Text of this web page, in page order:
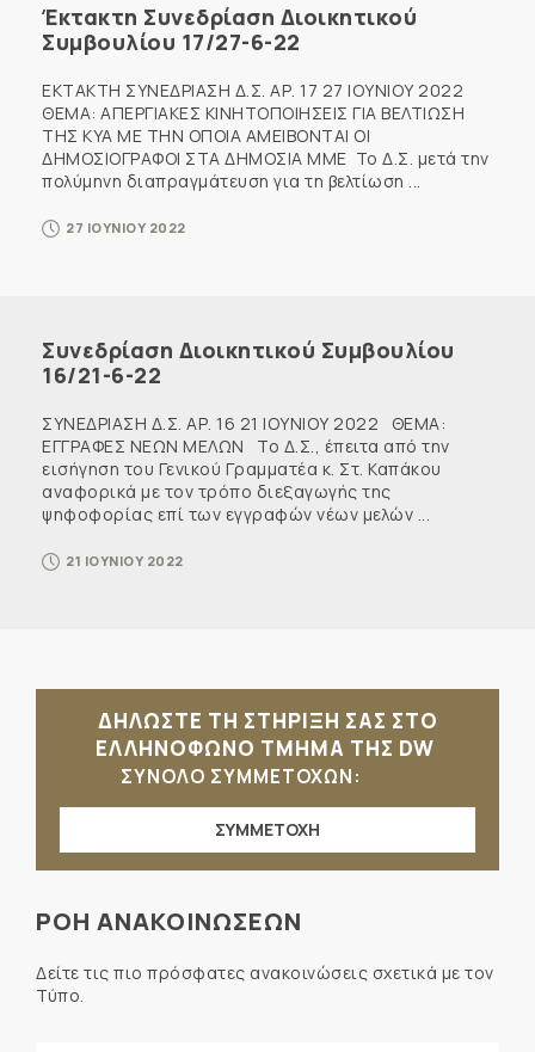
Έκτακτη Συνεδρίαση Διοικητικού
Συμβουλίου 17/27-6-22
ΕΚΤΑΚΤΗ ΣΥΝΕΔΡΙΑΣΗ Δ.Σ. ΑΡ. 17 27 ΙΟΥΝΙΟΥ 2022
ΘΕΜΑ: ΑΠΕΡΓΙΑΚΕΣ ΚΙΝΗΤΟΠΟΙΗΣΕΙΣ ΓΙΑ ΒΕΛΤΙΩΣΗ
ΤΗΣ ΚΥΑ ΜΕ ΤΗΝ ΟΠΟΙΑ ΑΜΕΙΒΟΝΤΑΙ ΟΙ
ΔΗΜΟΣΙΟΓΡΑΦΟΙ ΣΤΑ ΔΗΜΟΣΙΑ ΜΜΕ Το Δ.Σ. μετά την
πολύμηνη διαπραγμάτευση για τη βελτίωση ...
27 ΙΟΥΝΙΟΥ 2022
Συνεδρίαση Διοικητικού Συμβουλίου
16/21-6-22
ΣΥΝΕΔΡΙΑΣΗ Δ.Σ. ΑΡ. 16 21 ΙΟΥΝΙΟΥ 2022 ΘΕΜΑ:
ΕΓΓΡΑΦΕΣ ΝΕΩΝ ΜΕΛΩΝ Το Δ.Σ., έπειτα από την
εισήγηση του Γενικού Γραμματέα κ. Στ. Καπάκου
αναφορικά με τον τρόπο διεξαγωγής της
ψηφοφορίας επί των εγγραφών νέων μελών ...
21 ΙΟΥΝΙΟΥ 2022
ΔΗΛΩΣΤΕ ΤΗ ΣΤΗΡΙΞΗ ΣΑΣ ΣΤΟ
ΕΛΛΗΝΟΦΩΝΟ ΤΜΗΜΑ ΤΗΣ DW
ΣΥΝΟΛΟ ΣΥΜΜΕΤΟΧΩΝ:
ΣΥΜΜΕΤΟΧΗ
ΡΟΗ ΑΝΑΚΟΙΝΩΣΕΩΝ
Δείτε τις πιο πρόσφατες ανακοινώσεις σχετικά με τον
Τύπο.